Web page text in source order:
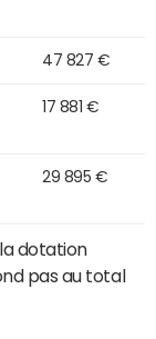
47 827 €
17 881 €
29 895 €
dotation
pas au total